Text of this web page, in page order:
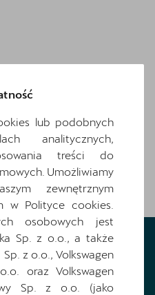
lub podobnych
analitycznych,
treści do
Umożliwiamy
zewnętrznym
w Polityce cookies.
osobowych jest
Sp. z o.o., a także
z o.o., Volkswagen
oraz Volkswagen
Sp. z o.o. (jako